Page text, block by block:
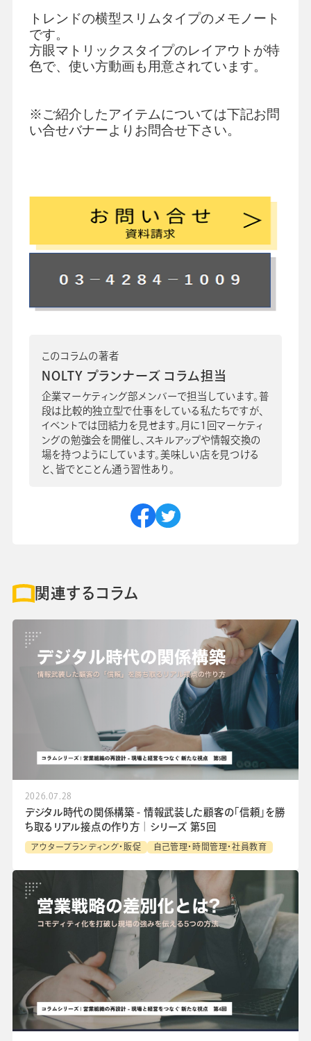
トレンドの横型スリムタイプのメモノート
です。
方眼マトリックスタイプのレイアウトが特
色で、使い方動画も用意されています。
※ご紹介したアイテムについては下記お問
い合せバナーよりお問合せ下さい。
このコラムの著者
NOLTY プランナーズ コラム担当
企業マーケティング部メンバーで担当しています。普
段は比較的独立型で仕事をしている私たちですが、
イベントでは団結力を見せます。月に1回マーケティ
ングの勉強会を開催し、スキルアップや情報交換の
場を持つようにしています。美味しい店を見つける
と、皆でとことん通う習性あり。
関連するコラム
2026.07.28
デジタル時代の関係構築 - 情報武装した顧客の「信頼」を勝
ち取るリアル接点の作り方│シリーズ 第5回
アウターブランディング・販促 自己管理・時間管理・社員教育